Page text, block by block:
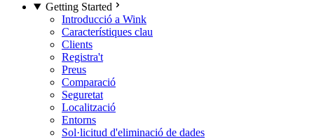
Getting Started
Introducció a Wink
Característiques clau
Clients
Registra't
Preus
Comparació
Seguretat
Localització
Entorns
Sol·licitud d'eliminació de dades